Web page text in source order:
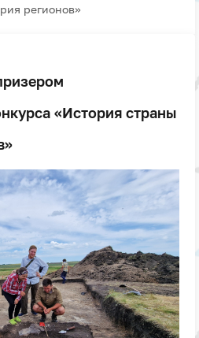
регионов»
«История страны